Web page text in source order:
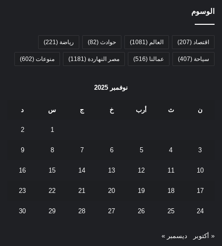
الوسوم
اقتصاد (207) العالم (1081) حوادث (82) رياضة (221)
سياحة (407) عمالنا (516) مصر النهاردة (1181) منوعات (602)
نوفمبر 2025
ن ث أرب خ ج س د
1
2
3
4
5
6
7
8
9
10
11
12
13
14
15
16
17
18
19
20
21
22
23
24
25
26
27
28
29
30
« أكتوبر ديسمبر »